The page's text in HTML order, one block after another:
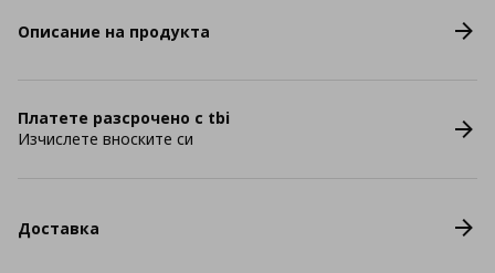
Описание на продукта
Платете разсрочено с tbi
Изчислете вноските си
Доставка